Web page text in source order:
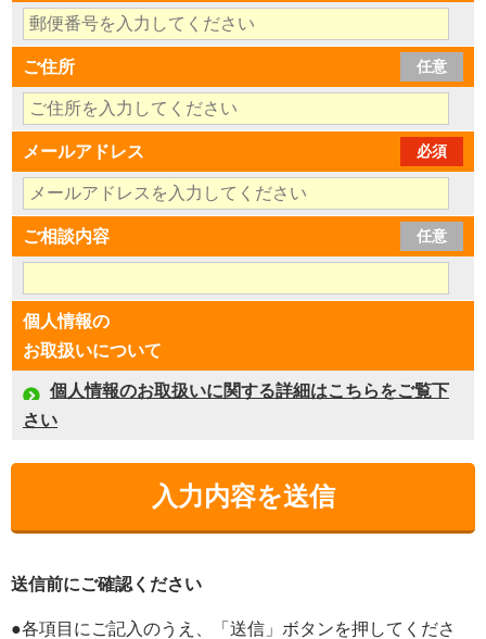
ご住所 任意
メールアドレス 必須
ご相談内容 任意
個人情報の
お取扱いについて
個人情報のお取扱いに関する詳細はこちらをご覧下
さい
送信前にご確認ください
●各項目にご記入のうえ、「送信」ボタンを押してくださ